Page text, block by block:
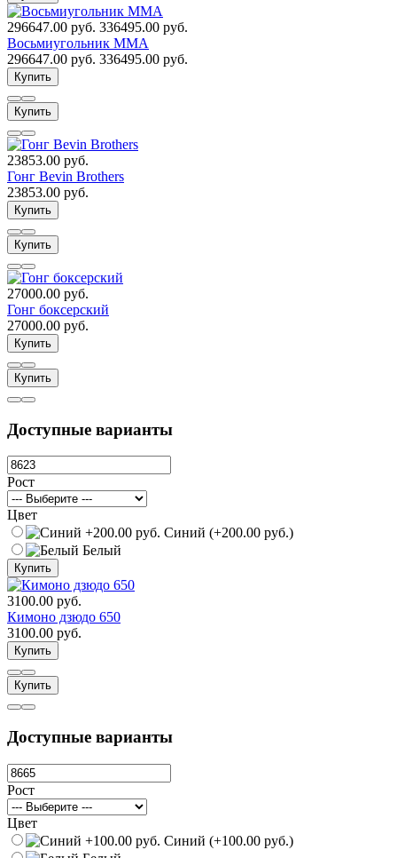
296647.00 руб. 336495.00 руб.
Восьмиугольник ММА
296647.00 руб. 336495.00 руб.
Купить
Купить
23853.00 руб.
Гонг Bevin Brothers
23853.00 руб.
Купить
Купить
27000.00 руб.
Гонг боксерский
27000.00 руб.
Купить
Купить
Доступные варианты
Рост
Цвет
Синий (+200.00 руб.)
Белый
Купить
3100.00 руб.
Кимоно дзюдо 650
3100.00 руб.
Купить
Купить
Доступные варианты
Рост
Цвет
Синий (+100.00 руб.)